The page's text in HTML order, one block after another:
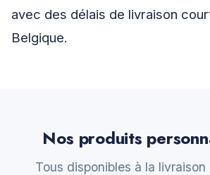
avec des délais de livraison
Belgique.
Nos produits
Tous disponibles à la livraison